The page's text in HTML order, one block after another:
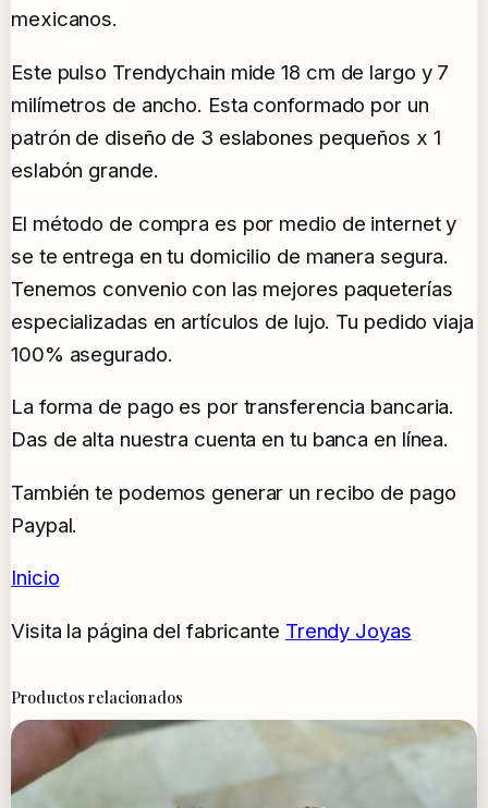
mexicanos.
Este pulso Trendychain mide 18 cm de largo y 7
milímetros de ancho. Esta conformado por un
patrón de diseño de 3 eslabones pequeños x 1
eslabón grande.
El método de compra es por medio de internet y
se te entrega en tu domicilio de manera segura.
Tenemos convenio con las mejores paqueterías
especializadas en artículos de lujo. Tu pedido viaja
100% asegurado.
La forma de pago es por transferencia bancaria.
Das de alta nuestra cuenta en tu banca en línea.
También te podemos generar un recibo de pago
Paypal.
Inicio
Visita la página del fabricante Trendy Joyas
Productos relacionados